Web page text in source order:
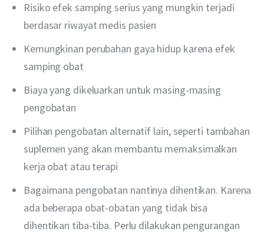
Risiko efek samping serius yang mungkin terjadi
berdasar riwayat medis pasien
Kemungkinan perubahan gaya hidup karena efek
samping obat
Biaya yang dikeluarkan untuk masing-masing
pengobatan
Pilihan pengobatan alternatif lain, seperti tambahan
suplemen yang akan membantu memaksimalkan
kerja obat atau terapi
Bagaimana pengobatan nantinya dihentikan. Karena
ada beberapa obat-obatan yang tidak bisa
dihentikan tiba-tiba. Perlu dilakukan pengurangan